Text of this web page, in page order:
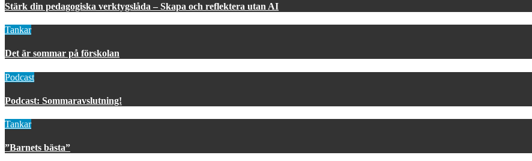
Stärk din pedagogiska verktygslåda – Skapa och reflektera utan AI
Tankar
Det är sommar på förskolan
Podcast
Podcast: Sommaravslutning!
Tankar
”Barnets bästa”